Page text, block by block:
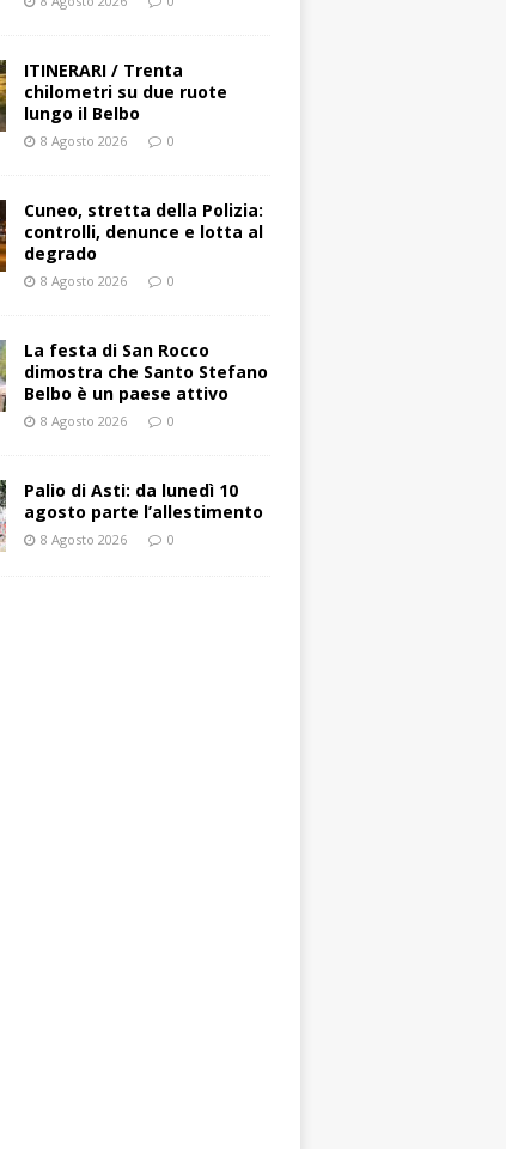
ITINERARI / Trenta
chilometri su due ruote
lungo il Belbo
8 Agosto 2026 0
Cuneo, stretta della Polizia:
controlli, denunce e lotta al
degrado
8 Agosto 2026 0
La festa di San Rocco
dimostra che Santo Stefano
Belbo è un paese attivo
8 Agosto 2026 0
Palio di Asti: da lunedì 10
agosto parte l’allestimento
8 Agosto 2026 0